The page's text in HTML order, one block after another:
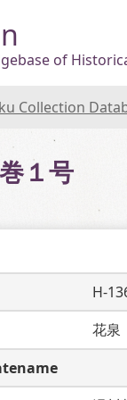
of
Collection
１号
H-
花泉